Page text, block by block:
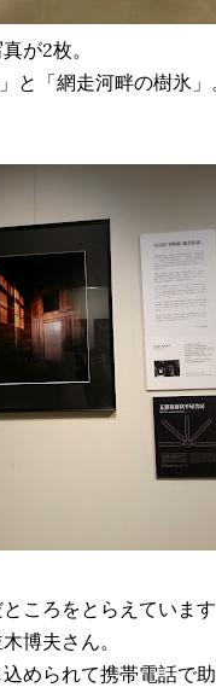
が2枚。
と「網走河畔の樹氷」
ころをとらえています
博夫さん。
められて携帯電話で